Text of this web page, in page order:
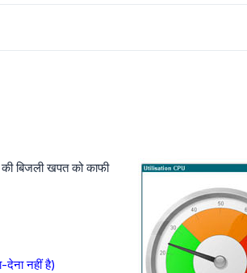
बिजली खपत को काफी
नहीं है)